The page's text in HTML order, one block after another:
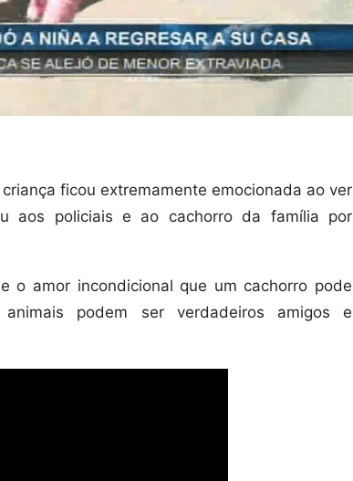
ficou extremamente emocionada ao ver
aos policiais e ao cachorro da família por
o amor incondicional que um cachorro pode
podem ser verdadeiros amigos e